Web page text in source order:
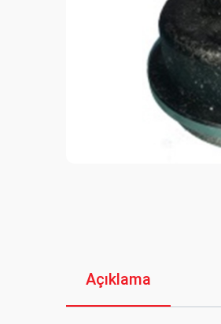
Açıklama